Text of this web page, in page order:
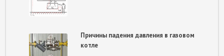
Причины падения давления в газовом
котле